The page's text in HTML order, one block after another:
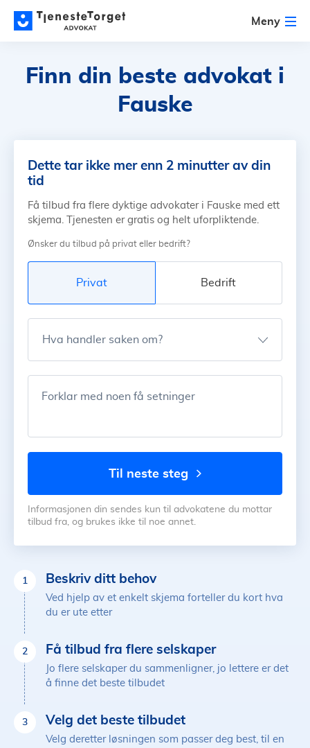
Meny
Finn din beste advokat i
Fauske
Dette tar ikke mer enn 2 minutter av din
tid
Få tilbud fra flere dyktige advokater i Fauske med ett
skjema. Tjenesten er gratis og helt uforpliktende.
Ønsker du tilbud på privat eller bedrift?
Privat Bedrift
Hva handler saken om?
Forklar med noen få setninger
til neste steg
Informasjonen din sendes kun til advokatene du mottar
tilbud fra, og brukes ikke til noe annet.
1 Beskriv ditt behov
Ved hjelp av et enkelt skjema forteller du kort hva
du er ute etter
2 Få tilbud fra flere selskaper
Jo flere selskaper du sammenligner, jo lettere er det
å finne det beste tilbudet
3 Velg det beste tilbudet
Velg deretter løsningen som passer deg best, til en